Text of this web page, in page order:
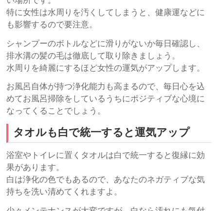
特に女性は水周りを汚くしてしまうと、健康運などに
も影響するので要注意。
シャンプーのボトルなどに滑りがないか毎日確認し、
排水溝の髪の毛は徹底して取り除きましょう。
水周りを綺麗にするほど女性の運気がアップします。
お風呂自体が持つ浄化能力も高まるので、毎日心を込
めてお風呂掃除をしているうちにポジティブな心境に
なってくることでしょう。
タオルも白で統一すると運気アップ
浴室やトイレに置くタオルは白で統一すると復縁に効
果があります。
白は浄化の色でもあるので、あなたのネガティブな気
持ちを洗い清めてくれますよ。